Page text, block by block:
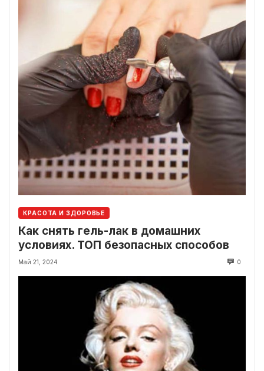
КРАСОТА И ЗДОРОВЬЕ
Как снять гель-лак в домашних
условиях. ТОП безопасных способов
Май 21, 2024 0